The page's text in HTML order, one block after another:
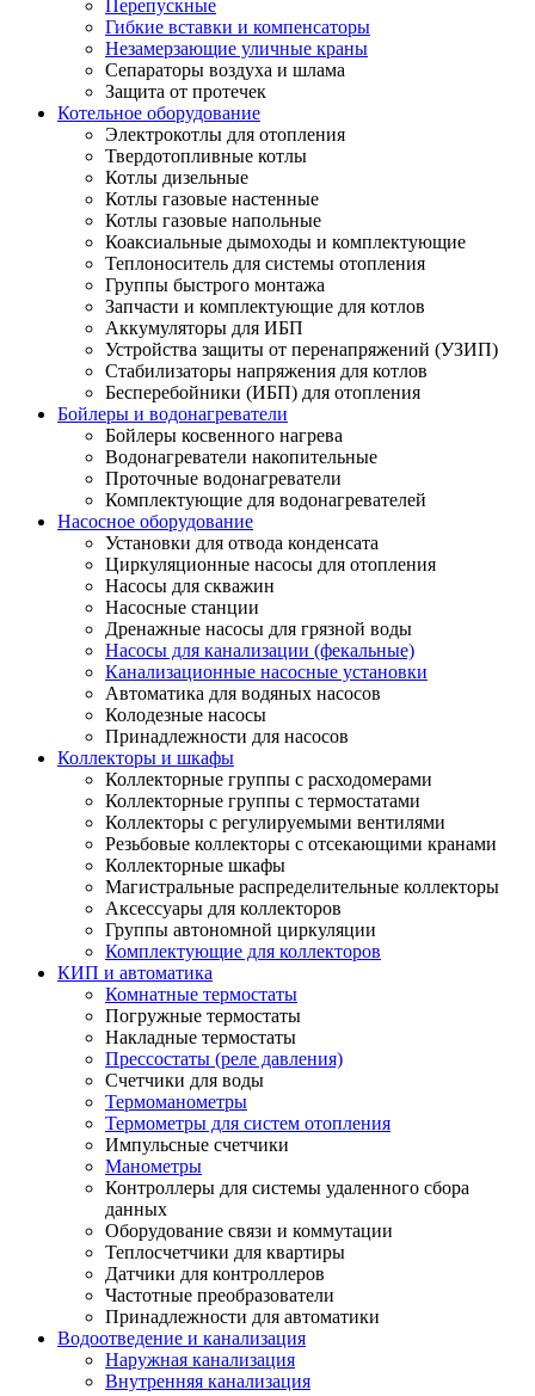
Перепускные
Гибкие вставки и компенсаторы
Незамерзающие уличные краны
Сепараторы воздуха и шлама
Защита от протечек
Котельное оборудование
Электрокотлы для отопления
Твердотопливные котлы
Котлы дизельные
Котлы газовые настенные
Котлы газовые напольные
Коаксиальные дымоходы и комплектующие
Теплоноситель для системы отопления
Группы быстрого монтажа
Запчасти и комплектующие для котлов
Аккумуляторы для ИБП
Устройства защиты от перенапряжений (УЗИП)
Стабилизаторы напряжения для котлов
Бесперебойники (ИБП) для отопления
Бойлеры и водонагреватели
Бойлеры косвенного нагрева
Водонагреватели накопительные
Проточные водонагреватели
Комплектующие для водонагревателей
Насосное оборудование
Установки для отвода конденсата
Циркуляционные насосы для отопления
Насосы для скважин
Насосные станции
Дренажные насосы для грязной воды
Насосы для канализации (фекальные)
Канализационные насосные установки
Автоматика для водяных насосов
Колодезные насосы
Принадлежности для насосов
Коллекторы и шкафы
Коллекторные группы с расходомерами
Коллекторные группы с термостатами
Коллекторы с регулируемыми вентилями
Резьбовые коллекторы с отсекающими кранами
Коллекторные шкафы
Магистральные распределительные коллекторы
Аксессуары для коллекторов
Группы автономной циркуляции
Комплектующие для коллекторов
КИП и автоматика
Комнатные термостаты
Погружные термостаты
Накладные термостаты
Прессостаты (реле давления)
Счетчики для воды
Термоманометры
Термометры для систем отопления
Импульсные счетчики
Манометры
Контроллеры для системы удаленного сбора
данных
Оборудование связи и коммутации
Теплосчетчики для квартиры
Датчики для контроллеров
Частотные преобразователи
Принадлежности для автоматики
Водоотведение и канализация
Наружная канализация
Внутренняя канализация